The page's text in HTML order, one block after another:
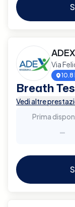
Via
10.8
Breath
Vedi altre
Prima
-